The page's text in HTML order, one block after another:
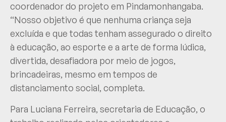
coordenador do projeto em Pindamonhangaba.
“Nosso objetivo é que nenhuma criança seja
excluída e que todas tenham assegurado o direito
à educação, ao esporte e a arte de forma lúdica,
divertida, desafiadora por meio de jogos,
brincadeiras, mesmo em tempos de
distanciamento social, completa.
Para Luciana Ferreira, secretaria de Educação, o